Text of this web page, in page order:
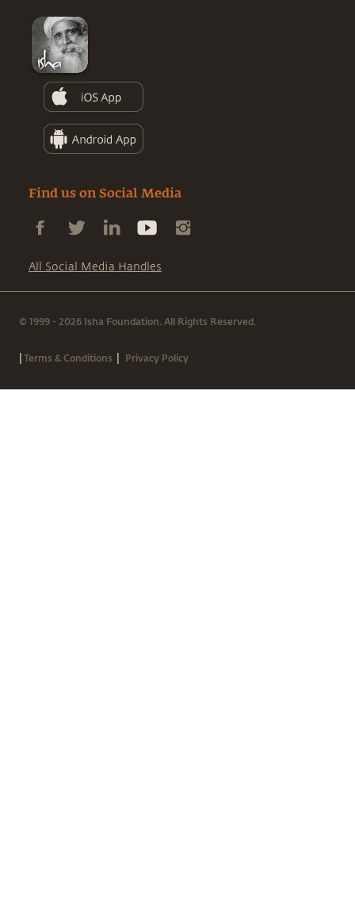
Find us on Social Media
All Social Media Handles
© 1999 - 2026 Isha Foundation. All Rights Reserved.
|Terms & Conditions | Privacy Policy